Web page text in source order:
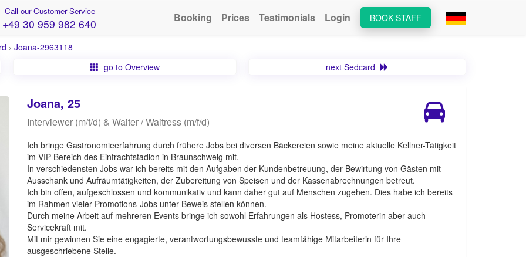
Call our Customer Service
+49 30 959 982 640 BOOK STAFF
Booking Prices Testimonials Login
› Joana-2963118
go to Overview next Sedcard
Joana, 25
Interviewer (m/f/d) & Waiter / Waitress (m/f/d)
Ich bringe Gastronomieerfahrung durch frühere Jobs bei diversen Bäckereien sowie meine aktuelle Kellner-Tätigkeit
im VIP-Bereich des Eintrachtstadion in Braunschweig mit.
In verschiedensten Jobs war ich bereits mit den Aufgaben der Kundenbetreuung, der Bewirtung von Gästen mit
Ausschank und Aufräumtätigkeiten, der Zubereitung von Speisen und der Kassenabrechnungen betreut.
Ich bin offen, aufgeschlossen und kommunikativ und kann daher gut auf Menschen zugehen. Dies habe ich bereits
im Rahmen vieler Promotions-Jobs unter Beweis stellen können.
Durch meine Arbeit auf mehreren Events bringe ich sowohl Erfahrungen als Hostess, Promoterin aber auch
Servicekraft mit.
Mit mir gewinnen Sie eine engagierte, verantwortungsbewusste und teamfähige Mitarbeiterin für Ihre
ausgeschriebene Stelle.